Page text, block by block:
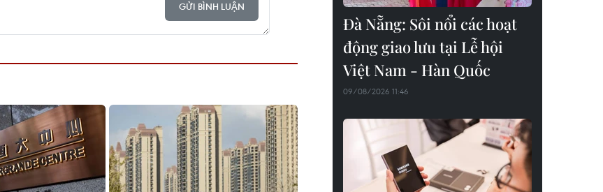
GỬI BÌNH LUẬN
Đà Nẵng: Sôi nổi các hoạt
động giao lưu tại Lễ hội
Việt Nam - Hàn Quốc
09/08/2026 11:46